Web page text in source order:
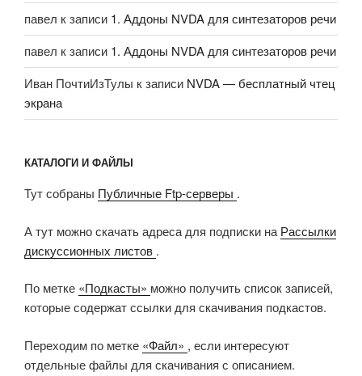
павел к записи 1. Аддоны NVDA для синтезаторов речи
павел к записи 1. Аддоны NVDA для синтезаторов речи
Иван ПочтиИзТулы к записи NVDA — бесплатный чтец
экрана
КАТАЛОГИ И ФАЙЛЫ
Тут собраны Публичные Ftp-серверы .
А тут можно скачать адреса для подписки на Рассылки
дискуссионных листов .
По метке «Подкасты» можно получить список записей,
которые содержат ссылки для скачивания подкастов.
Переходим по метке «Файл» , если интересуют
отдельные файлы для скачивания с описанием.